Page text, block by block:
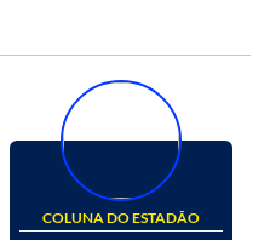
COLUNA DO ESTADÃO